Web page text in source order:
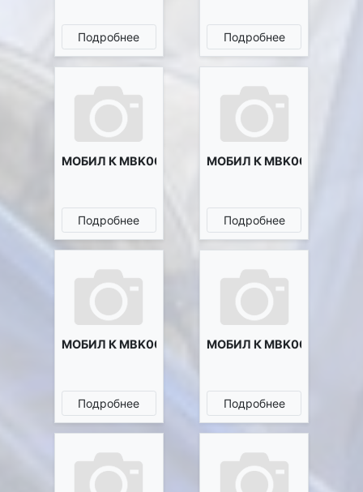
Подробнее Подробнее
МОБИЛ К MBK0015375
Подробнее
МОБИЛ К MBK0015476
Подробнее
МОБИЛ К MBK0015504
Подробнее
МОБИЛ К MBK0015505
Подробнее